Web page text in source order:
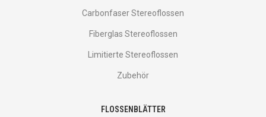
Carbonfaser Stereoflossen
Fiberglas Stereoflossen
Limitierte Stereoflossen
Zubehör
FLOSSENBLÄTTER